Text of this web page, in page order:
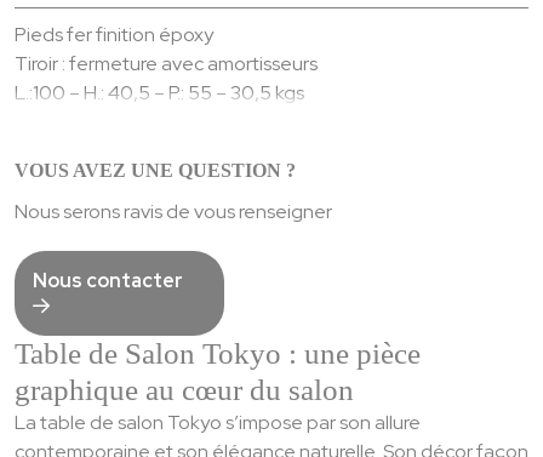
Pieds fer finition époxy
Tiroir : fermeture avec amortisseurs
L.:100 – H.: 40,5 – P.: 55 – 30,5 kgs
Côtés : panneaux de particules revêtus de placage chêne.
Dessus: panneaux de particules revêtus de placage
Arrondis dans les angles
Derrières, séparations, fonds et tablettes
particules revêtus de placage chêne.
Tiroirs: caisses en panneaux de particules revêtus de
placage chêne, fonds en panneaux de fibres moyenne
densité revêtus de placage chêne.
Pieds
: pieds fer finition époxy.
VOUS AVEZ UNE QUESTION ?
Nous serons ravis de vous renseigner
Nous contacter
Table de Salon Tokyo : une pièce
graphique au cœur du salon
La table de salon Tokyo s’impose par son allure
contemporaine et son élégance naturelle. Son décor façon